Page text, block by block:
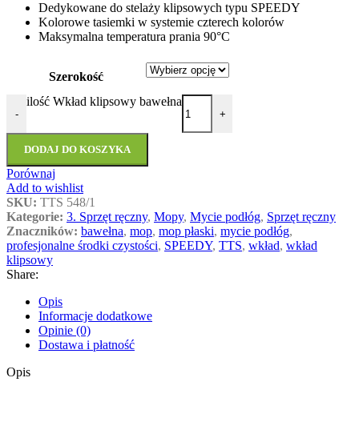
Dedykowane do stelaży klipsowych typu SPEEDY
Kolorowe tasiemki w systemie czterech kolorów
Maksymalna temperatura prania 90°C
Szerokość
-
ilość Wkład klipsowy bawełna
+
DODAJ DO KOSZYKA
Porównaj
Add to wishlist
SKU: TTS 548/1
Kategorie: 3. Sprzęt ręczny, Mopy, Mycie podłóg, Sprzęt ręczny
Znaczników: bawełna, mop, mop płaski, mycie podłóg,
profesjonalne środki czystości, SPEEDY, TTS, wkład, wkład
klipsowy
Share:
Opis
Informacje dodatkowe
Opinie (0)
Dostawa i płatność
Opis